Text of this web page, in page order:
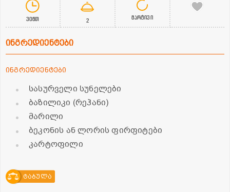
30წთ 2 მარტივი
ინგრედიენტები
ინგრედიენტები
სასურველი სუნელები
ბაზილიკი (რეჰანი)
მარილი
ბეკონის ან ლორის ფირფიტები
კარტოფილი
ტაბულა